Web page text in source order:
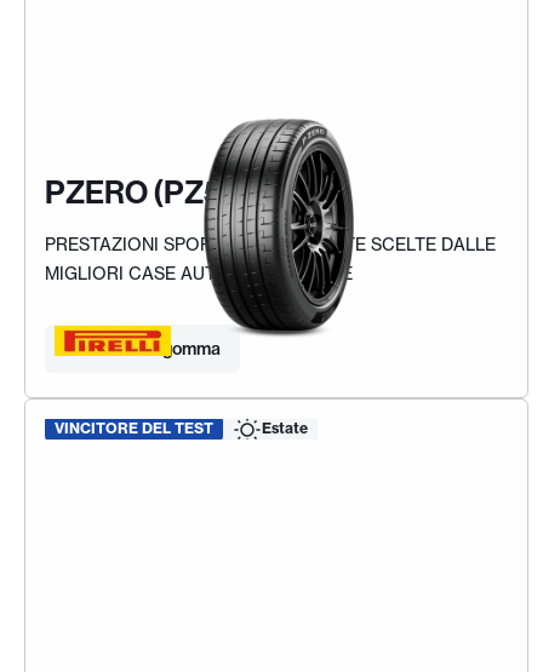
PZERO (PZ5)
PRESTAZIONI SPORTIVE E COMPLETE SCELTE DALLE
MIGLIORI CASE AUTOMOBILISTICHE
Trova la tua gomma
VINCITORE DEL TEST Estate